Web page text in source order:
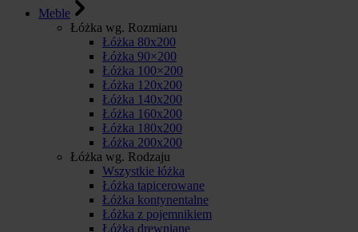
Meble
Łóżka wg. Rozmiaru
Łóżka 80x200
Łóżka 90×200
Łóżka 100×200
Łóżka 120x200
Łóżka 140x200
Łóżka 160x200
Łóżka 180x200
Łóżka 200x200
Łóżka wg. Rodzaju
Wszystkie łóżka
Łóżka tapicerowane
Łóżka kontynentalne
Łóżka z pojemnikiem
Łóżka drewniane